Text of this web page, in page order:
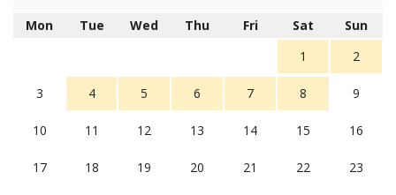
Mon Tue Wed Thu Fri Sat
Sun
1
2
3 4 5 6 7 8 9
10 11 12 13 14 15 16
17 18 19 20 21 22 23